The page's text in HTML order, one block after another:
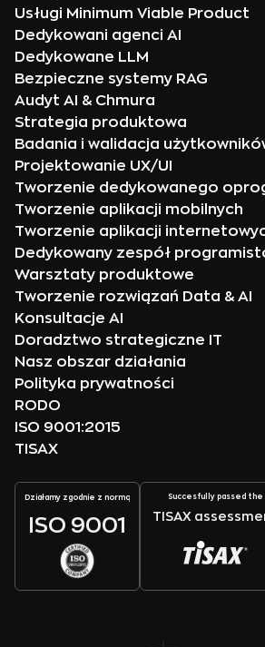
Usługi Minimum Viable Product
Dedykowani agenci AI
Dedykowane LLM
Bezpieczne systemy RAG
Audyt AI & Chmura
Strategia produktowa
Badania i walidacja
Projektowanie UX/UI
Tworzenie dedykowanego
Tworzenie aplikacji mobilnych
Tworzenie aplikacji
Dedykowany zespół
Warsztaty produktowe
Tworzenie rozwiązań Data & AI
Konsultacje AI
Doradztwo strategiczne IT
Nasz obszar działania
Polityka prywatności
RODO
ISO 9001:2015
TISAX
Działamy zgodnie z normą
ISO 9001
Succesfully passed the
TISAX